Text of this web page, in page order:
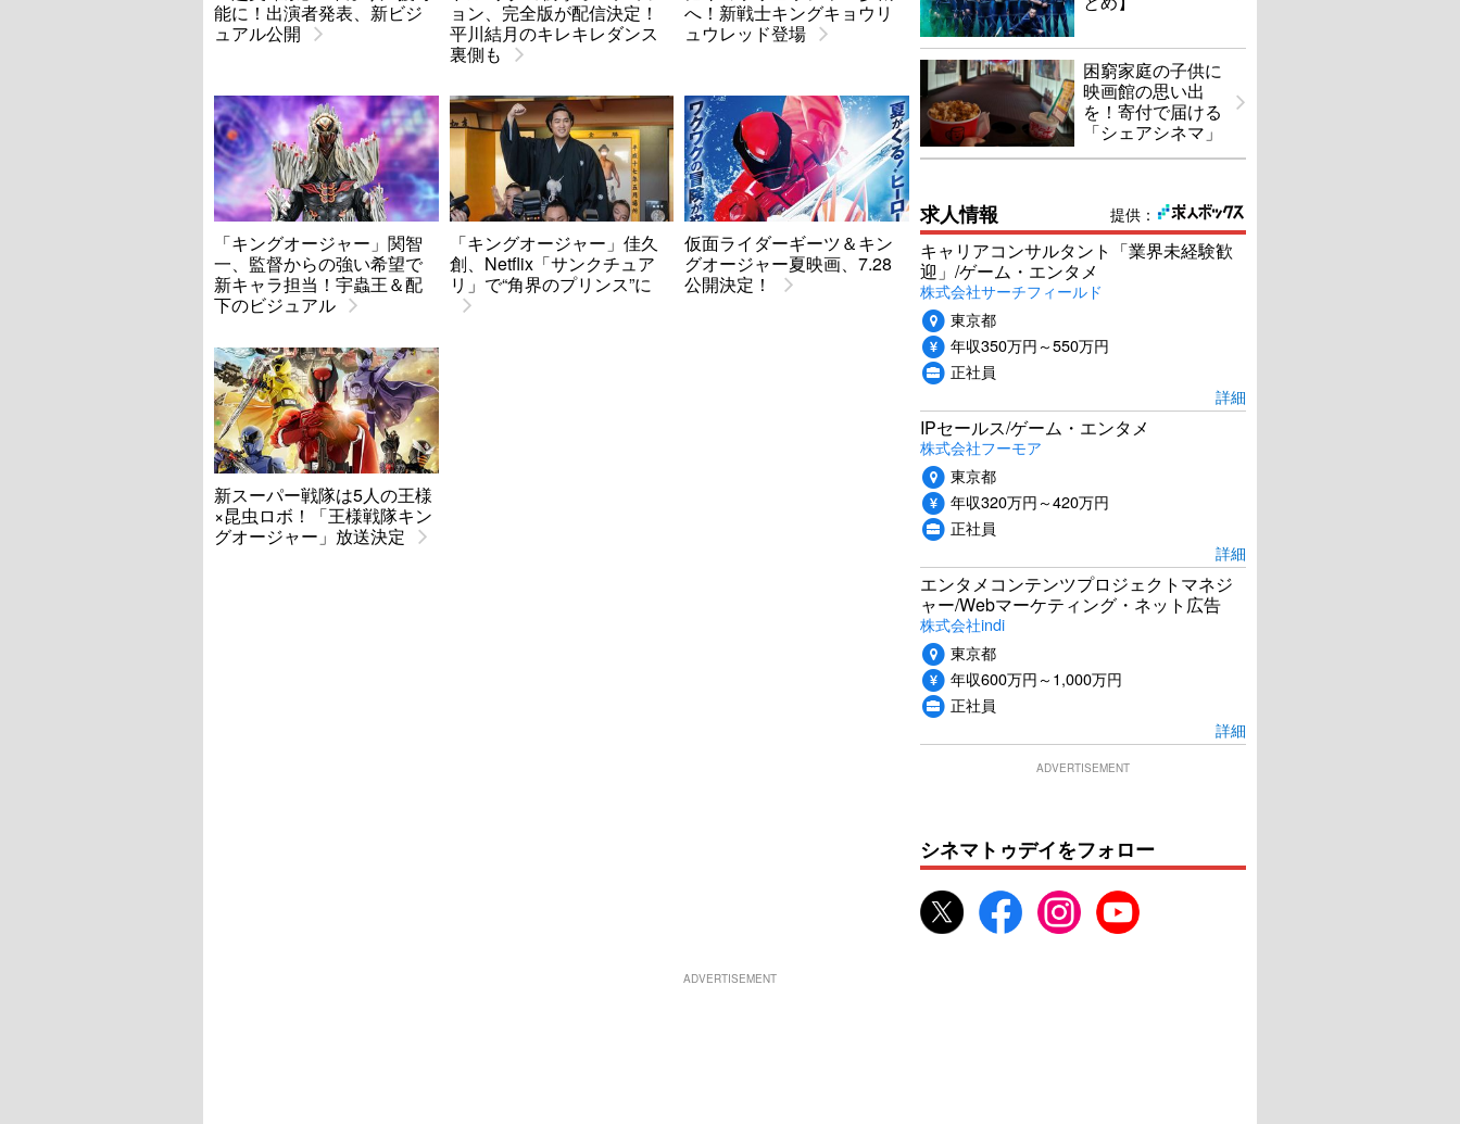
能に！出演者発表、新ビジ
ュアル公開
ョン、完全版が配信決定！
平川結月のキレキレダンス
裏側も
へ！新戦士キングキョウリ
ュウレッド登場
「キングオージャー」関智
一、監督からの強い希望で
新キャラ担当！宇蟲王＆配
下のビジュアル
「キングオージャー」佳久
創、Netflix「サンクチュア
リ」で“角界のプリンス”に
仮面ライダーギーツ＆キン
グオージャー夏映画、7.28
公開決定！
新スーパー戦隊は5人の王様
×昆虫ロボ！「王様戦隊キン
グオージャー」放送決定
困窮家庭の子供に
映画館の思い出
を！寄付で届ける
「シェアシネマ」
提供：
求人情報
キャリアコンサルタント「業界未経験歓
迎」/ゲーム・エンタメ
株式会社サーチフィールド
東京都
年収350万円～550万円
正社員
詳細
IPセールス/ゲーム・エンタメ
株式会社フーモア
東京都
年収320万円～420万円
正社員
詳細
エンタメコンテンツプロジェクトマネジ
ャー/Webマーケティング・ネット広告
株式会社indi
東京都
年収600万円～1,000万円
正社員
詳細
ADVERTISEMENT
シネマトゥデイをフォロー
ADVERTISEMENT